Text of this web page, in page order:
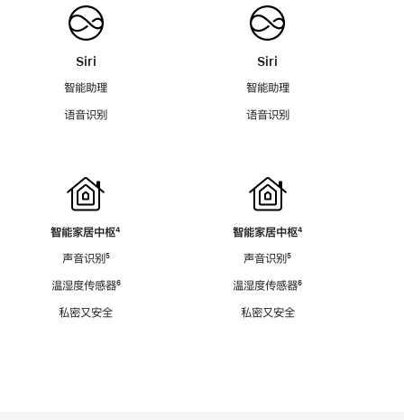
Siri
智能助理
语音识别
智能家居中枢脚
⁴
声音识别脚
⁵
温湿度传感器脚
⁶
私密又安全
Siri
智能助理
语音识别
智能家居中枢脚
⁴
声音识别脚
⁵
温湿度传感器脚
⁶
私密又安全